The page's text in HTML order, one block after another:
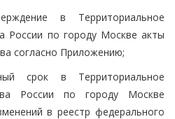
в Территориальное
России по городу Москве акты
согласно Приложению;
срок в Территориальное
России по городу Москве
в реестр федерального